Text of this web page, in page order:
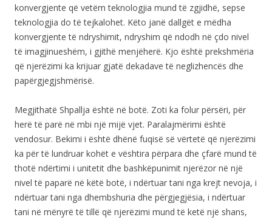
konvergjente që vetëm teknologjia mund të zgjidhë, sepse
teknologjia do të tejkalohet. Këto janë dallgët e mëdha
konvergjente të ndryshimit, ndryshim që ndodh në çdo nivel
të imagjinueshëm, i gjithë menjëherë. Kjo është prekshmëria
që njerëzimi ka krijuar gjatë dekadave të neglizhencës dhe
papërgjegjshmërisë.
Megjithatë Shpallja është në botë. Zoti ka folur përsëri, për
herë të parë në mbi një mijë vjet. Paralajmërimi është
vendosur. Bekimi i është dhënë fuqisë së vërtetë që njerëzimi
ka për të lundruar kohët e vështira përpara dhe çfarë mund të
thotë ndërtimi i unitetit dhe bashkëpunimit njerëzor në një
nivel të paparë në këtë botë, i ndërtuar tani nga krejt nevoja, i
ndërtuar tani nga dhembshuria dhe përgjegjësia, i ndërtuar
tani në mënyrë të tillë që njerëzimi mund të ketë një shans,